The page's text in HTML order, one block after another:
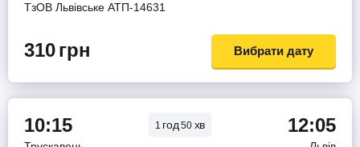
ТзОВ Львiвське АТП-14631
310грн Вибрати дату
10:15 1 год50 хв 12:05